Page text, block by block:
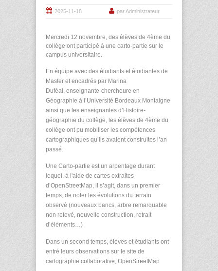
2025-11-18 par Administrateur
Mercredi 12 novembre, des élèves de 4ème du
collège ont participé à une carto-partie sur le
campus universitaire.
En équipe avec des étudiants et étudiantes de
Master et encadrés par Marina
Duféal, enseignante-chercheure en
Géographie à l’Université Bordeaux Montaigne
ainsi que les enseignantes d’Histoire-
géographie du collège, les élèves de 4ème du
collège ont pu mobiliser les compétences
cartographiques qu’ils avaient construites l’an
passé.
Une Carto-partie est un arpentage durant
lequel, à l'aide de cartes extraites
d’OpenStreetMap, il s’agit, dans un premier
temps, de noter les évolutions du terrain
observé (nouveaux bancs, arbre remarquable
non relevé, nouvelle construction, retrait
d’éléments…)
Dans un second temps, élèves et étudiants ont
entré leurs observations sur le site de
cartographie collaborative, OpenStreetMap